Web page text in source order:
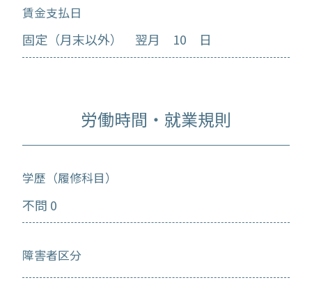
賃金支払日
固定（月末以外） 翌月 10 日
労働時間・就業規則
学歴（履修科目）
不問 0
障害者区分